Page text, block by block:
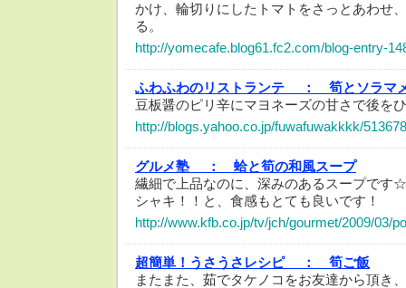
かけ、輪切りにしたトマトをさっとあわせ
る。
http://yomecafe.blog61.fc2.com/blog-entry-
ふわふわのリストランテ ：
筍とソラマ
豆板醤のピリ辛にマヨネーズの甘さで後を
http://blogs.yahoo.co.jp/fuwafuwakkkk/
グルメ塾 ：
蛤と筍の和風スープ
繊細で上品なのに、深みのあるスープです
シャキ！！と、食感もとても良いです！
http://www.kfb.co.jp/tv/jch/gourmet/2009/03/
超簡単！うさうさレシピ ：
筍ご飯
またまた、茹でタケノコをお友達から頂